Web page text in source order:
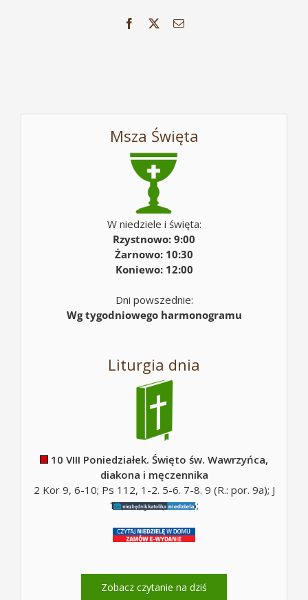
Facebook Email
Msza Święta
W niedziele i święta:
Rzystnowo: 9:00
Żarnowo: 10:30
Koniewo: 12:00
Dni powszednie:
Wg tygodniowego harmonogramu
Liturgia dnia
10 VIII Poniedziałek. Święto św. Wawrzyńca,
diakona i męczennika
2 Kor 9, 6-10; Ps 112, 1-2. 5-6. 7-8. 9 (R.: por. 9a); J
12, 26; J 12, 24-26;
Zobacz czytanie na dziś